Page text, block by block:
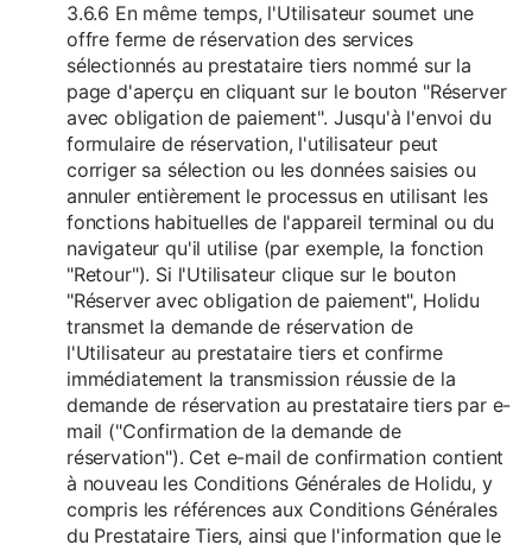
3.6.6 En même temps, l'Utilisateur soumet une
offre ferme de réservation des services
sélectionnés au prestataire tiers nommé sur la
page d'aperçu en cliquant sur le bouton "Réserver
avec obligation de paiement". Jusqu'à l'envoi du
formulaire de réservation, l'utilisateur peut
corriger sa sélection ou les données saisies ou
annuler entièrement le processus en utilisant les
fonctions habituelles de l'appareil terminal ou du
navigateur qu'il utilise (par exemple, la fonction
"Retour"). Si l'Utilisateur clique sur le bouton
"Réserver avec obligation de paiement", Holidu
transmet la demande de réservation de
l'Utilisateur au prestataire tiers et confirme
immédiatement la transmission réussie de la
demande de réservation au prestataire tiers par e-
mail ("Confirmation de la demande de
réservation"). Cet e-mail de confirmation contient
à nouveau les Conditions Générales de Holidu, y
compris les références aux Conditions Générales
du Prestataire Tiers, ainsi que l'information que le